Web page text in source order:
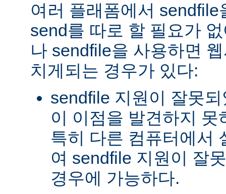
여러 플래폼에서
send를 따로 할 필요가
나 sendfile을 사용하면
치게되는 경우가 있다:
sendfile 지원이 잘못
이 이점을 발견하지
특히 다른 컴퓨터에서
여 sendfile 지원이 잘
경우에 가능하다.